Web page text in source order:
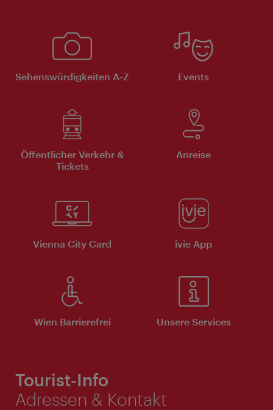
Sehenswürdigkeiten A-Z Events
Öffentlicher Verkehr &
Tickets
Anreise
Vienna City Card ivie App
Wien Barrierefrei Unsere Services
Tourist-Info
Adressen & Kontakt